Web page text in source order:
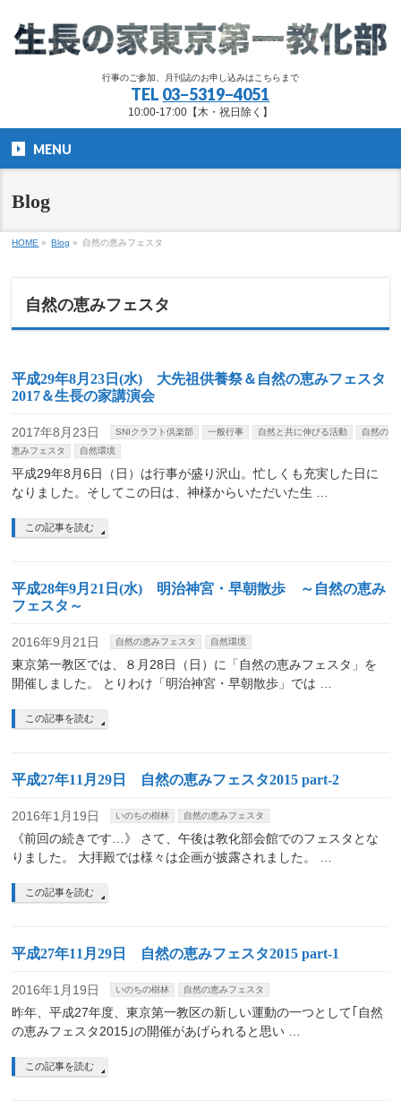
行事のご参加、月刊誌のお申し込みはこちらまで
TEL 03−5319−4051
10:00-17:00【木・祝日除く】
MENU
Blog
HOME » Blog » 自然の恵みフェスタ
自然の恵みフェスタ
平成29年8月23日(水) 大先祖供養祭＆自然の恵みフェスタ
2017＆生長の家講演会
2017年8月23日 SNIクラフト倶楽部 一般行事 自然と共に伸びる活動
自然の
恵みフェスタ
自然環境
平成29年8月6日（日）は行事が盛り沢山。忙しくも充実した日に
なりました。そしてこの日は、神様からいただいた生 …
この記事を読む
平成28年9月21日(水) 明治神宮・早朝散歩 ～自然の恵み
フェスタ～
2016年9月21日 自然の恵みフェスタ 自然環境
東京第一教区では、８月28日（日）に「自然の恵みフェスタ」を
開催しました。 とりわけ「明治神宮・早朝散歩」では …
この記事を読む
平成27年11月29日 自然の恵みフェスタ2015 part-2
2016年1月19日 いのちの樹林 自然の恵みフェスタ
《前回の続きです…》 さて、午後は教化部会館でのフェスタとな
りました。 大拝殿では様々は企画が披露されました。 …
この記事を読む
平成27年11月29日 自然の恵みフェスタ2015 part-1
2016年1月19日 いのちの樹林 自然の恵みフェスタ
昨年、平成27年度、東京第一教区の新しい運動の一つとして｢自然
の恵みフェスタ2015｣の開催があげられると思い …
この記事を読む